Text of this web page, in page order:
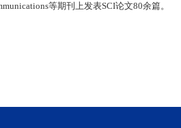
等期刊上发表SCI论文80余篇。